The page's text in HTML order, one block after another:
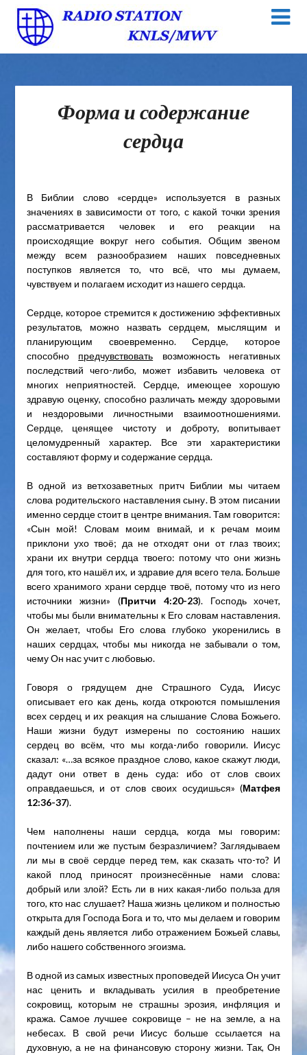
Форма и содержание
сердца
В Библии слово «сердце» используется в разных
значениях в зависимости от того, с какой точки зрения
рассматривается человек и его реакции на
происходящие вокруг него события. Общим звеном
между всем разнообразием наших повседневных
поступков является то, что всё, что мы думаем,
чувствуем и полагаем исходит из нашего сердца.
Сердце, которое стремится к достижению эффективных
результатов, можно назвать сердцем, мыслящим и
планирующим своевременно. Сердце, которое
способно предчувствовать возможность негативных
последствий чего-либо, может избавить человека от
многих неприятностей. Сердце, имеющее хорошую
здравую оценку, способно различать между здоровыми
и нездоровыми личностными взаимоотношениями.
Сердце, ценящее чистоту и доброту, вопитывает
целомудренный характер. Все эти характеристики
составляют форму и содержание сердца.
В одной из ветхозаветных притч Библии мы читаем
слова родительского наставления сыну. В этом писании
именно сердце стоит в центре внимания. Там говорится:
«Сын мой! Словам моим внимай, и к речам моим
приклони ухо твоё; да не отходят они от глаз твоих;
храни их внутри сердца твоего: потому что они жизнь
для того, кто нашёл их, и здравие для всего тела. Больше
всего хранимого храни сердце твоё, потому что из него
источники жизни» (Притчи 4:20-23). Господь хочет,
чтобы мы были внимательны к Его словам наставления.
Он желает, чтобы Его слова глубоко укоренились в
наших сердцах, чтобы мы никогда не забывали о том,
чему Он нас учит с любовью.
Говоря о грядущем дне Страшного Суда, Иисус
описывает его как день, когда откроются помышления
всех сердец и их реакция на слышание Слова Божьего.
Наши жизни будут измерены по состоянию наших
сердец во всём, что мы когда-либо говорили. Иисус
сказал: «…за всякое праздное слово, какое скажут люди,
дадут они ответ в день суда: ибо от слов своих
оправдаешься, и от слов своих осудишься» (Матфея
12:36-37).
Чем наполнены наши сердца, когда мы говорим:
почтением или же пустым безразличием? Заглядываем
ли мы в своё сердце перед тем, как сказать что-то? И
какой плод приносят произнесённые нами слова:
добрый или злой? Есть ли в них какая-либо польза для
того, кто нас слушает? Наша жизнь целиком и полностью
открыта для Господа Бога и то, что мы делаем и говорим
каждый день является либо отражением Божьей славы,
либо нашего собственного эгоизма.
В одной из самых известных проповедей Иисуса Он учит
нас ценить и вкладывать усилия в преобретение
сокровищ, которым не страшны эрозия, инфляция и
кража. Самое лучшее сокровище – не на земле, а на
небесах. В свой речи Иисус больше ссылается на
духовную, а не на финансовую сторону жизни. Так, Он